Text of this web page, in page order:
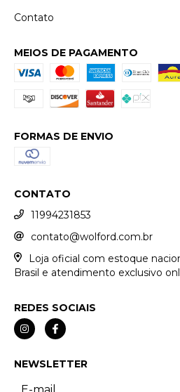
Contato
MEIOS DE PAGAMENTO
FORMAS DE ENVIO
CONTATO
11994231853
contato@wolford.com.br
Loja oficial com estoque
Brasil e atendimento exclusivo
REDES SOCIAIS
NEWSLETTER